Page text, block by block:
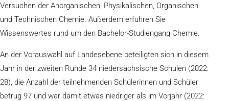
Versuchen der Anorganischen, Physikalischen, Organischen
und Technischen Chemie. Außerdem erfuhren Sie
Wissenswertes rund um den Bachelor-Studiengang Chemie.
An der Vorauswahl auf Landesebene beteiligten sich in diesem
Jahr in der zweiten Runde 34 niedersächsische Schulen (2022:
28), die Anzahl der teilnehmenden Schülerinnen und Schüler
betrug 97 und war damit etwas niedriger als im Vorjahr (2022: